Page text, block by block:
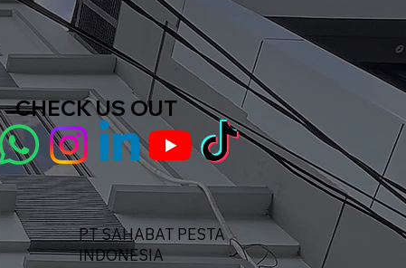
CHECK US OUT
PT SAHABAT PESTA
INDONESIA​